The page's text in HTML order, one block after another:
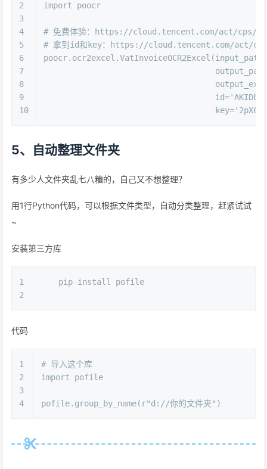
2
3
4
5
6
7
8
9
10
import poocr
# 免费体验：https://cloud.tencent.com/act/cps/
# 拿到id和key：https://cloud.tencent.com/act/cps/
5、自动整理文件夹
有多少人文件夹乱七八糟的，自己又不想整理？
用1行Python代码，可以根据文件类型，自动分类整理，赶紧试试
~
安装第三方库
1
2
pip install pofile
代码
1
2
3
4
# 导入这个库
import pofile
pofile.group_by_name(r"d://你的文件夹")